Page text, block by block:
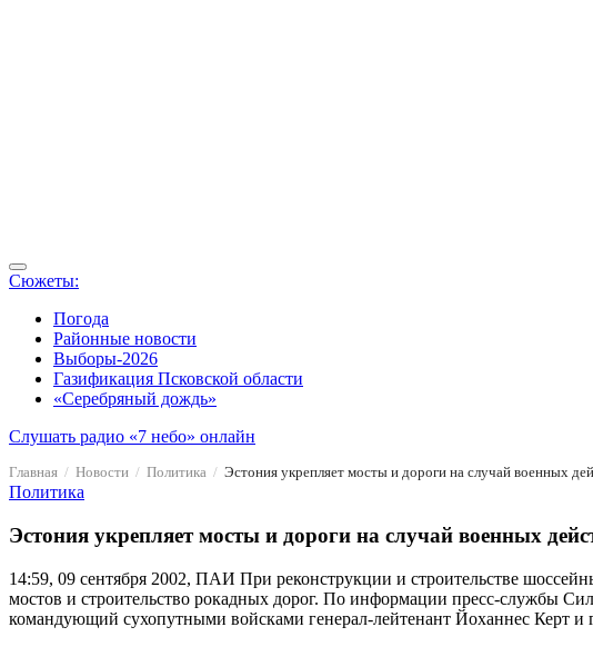
Сюжеты:
Погода
Районные новости
Выборы-2026
Газификация Псковской области
«Серебряный дождь»
Слушать радио «7 небо» онлайн
Главная Новости Политика Эстония укрепляет мосты и дороги на случай военных
Политика
Эстония укрепляет мосты и дороги на случай военных
14:59, 09 сентября 2002, ПАИ При реконструкции и строительстве
мостов и строительство рокадных дорог. По информации пресс-службы
командующий сухопутными войсками генерал-лейтенант Йоханнес Керт